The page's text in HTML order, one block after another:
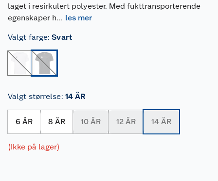
laget i resirkulert polyester. Med fukttransporterende
egenskaper h... les mer
Valgt farge: Svart
Valgt størrelse: 14 ÅR
6 ÅR 8 ÅR 10 ÅR 12 ÅR 14 ÅR
(Ikke på lager)